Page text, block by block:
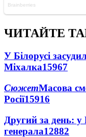
ЧИТАЙТЕ
У Білорусі
Міхалка15967
СюжетМасова
Росії15916
Другий за день:
генерала12882